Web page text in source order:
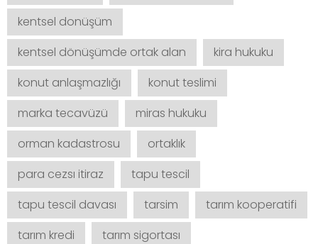
kentsel donüşüm
kentsel dönüşümde ortak alan
kira hukuku
konut anlaşmazlığı
konut teslimi
marka tecavüzü
miras hukuku
orman kadastrosu
ortaklık
para cezsı itiraz
tapu tescil
tapu tescil davası
tarsim
tarım kooperatifi
tarım kredi
tarım sigortası